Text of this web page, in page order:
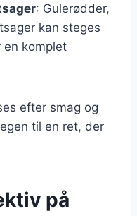
: Gulerødder,
kan steges
en komplet
efter smag og
til en ret, der
på